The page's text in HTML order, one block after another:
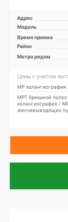
Адрес
Модель
Время приема
Район
Метро рядом
Цены с учетом
МР
МРТ брюшной
холангиография /
желчевыводящих